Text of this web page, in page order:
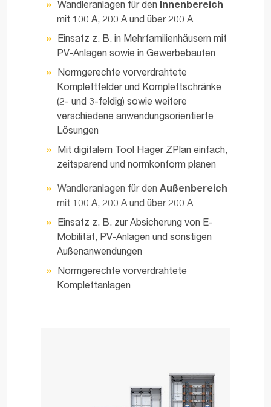
Wandleranlagen für den Innenbereich
mit 100 A, 200 A und über 200 A
Einsatz z. B. in Mehrfamilienhäusern mit
PV-Anlagen sowie in Gewerbebauten
Normgerechte vorverdrahtete
Komplettfelder und Komplettschränke
(2- und 3-feldig) sowie weitere
verschiedene anwendungsorientierte
Lösungen
Mit digitalem Tool Hager ZPlan einfach,
zeitsparend und normkonform planen
Wandleranlagen für denAußenbereich
mit 100 A, 200 A und über 200 A
Einsatz z. B. zur Absicherung von E-
Mobilität, PV-Anlagen und sonstigen
Außenanwendungen
Normgerechte vorverdrahtete
Komplettanlagen